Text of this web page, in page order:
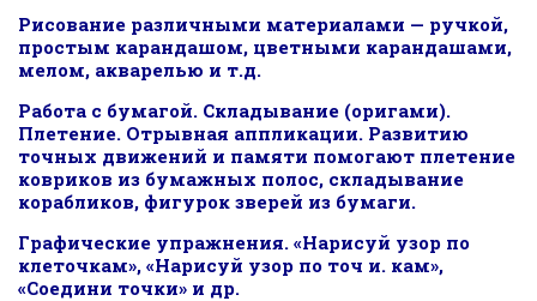
Рисование различными материалами — ручкой,
простым карандашом, цветными карандашами,
мелом, акварелью и т.д.
Работа с бумагой. Складывание (оригами).
Плетение. Отрывная аппликации. Развитию
точных движений и памяти помогают плетение
ковриков из бумажных полос, складывание
корабликов, фигурок зверей из бумаги.
Графические упражнения. «Нарисуй узор по
клеточкам», «Нарисуй узор по точ и. кам»,
«Соедини точки» и др.